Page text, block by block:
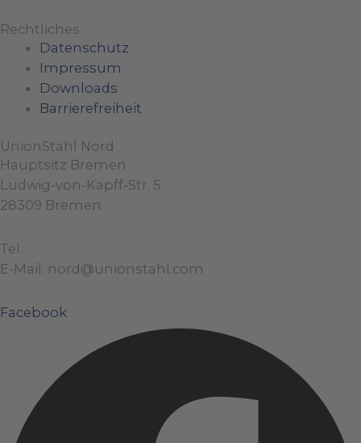
Rechtliches
Datenschutz
Impressum
Downloads
Barrierefreiheit
UnionStahl Nord
Hauptsitz Bremen
Ludwig-von-Kapff-Str. 5
28309 Bremen
Tel.:
E-Mail: nord@unionstahl.com
Facebook